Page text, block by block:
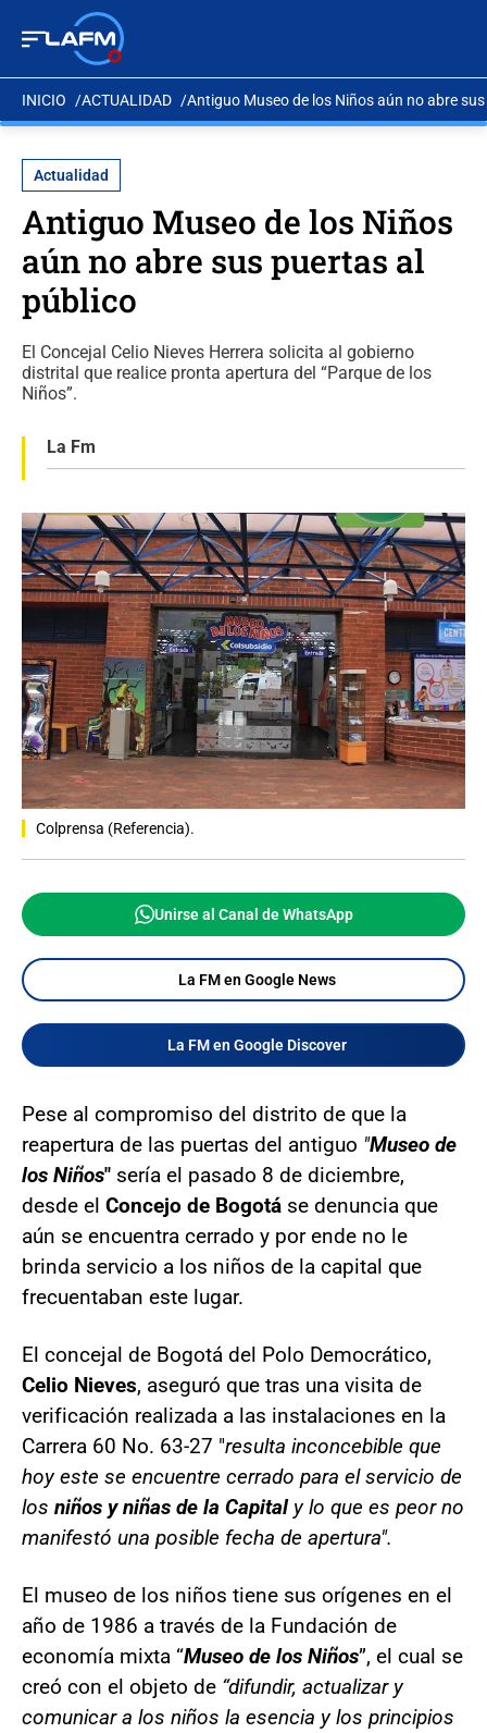
INICIO ACTUALIDAD Antiguo Museo de los Niños aún no abre
Actualidad
Antiguo Museo de los Niños
aún no abre sus puertas al
público
El Concejal Celio Nieves Herrera solicita al gobierno
distrital que realice pronta apertura del “Parque de los
Niños”.
La Fm
Colprensa (Referencia).
Unirse al Canal de WhatsApp
La FM en Google News
La FM en Google Discover
Pese al compromiso del distrito de que la
reapertura de las puertas del antiguo "Museo de
los Niños" sería el pasado 8 de diciembre,
desde el Concejo de Bogotá se denuncia que
aún se encuentra cerrado y por ende no le
brinda servicio a los niños de la capital que
frecuentaban este lugar.
El concejal de Bogotá del Polo Democrático,
Celio Nieves, aseguró que tras una visita de
verificación realizada a las instalaciones en la
Carrera 60 No. 63-27 "resulta inconcebible que
hoy este se encuentre cerrado para el servicio de
los niños y niñas de la Capitaly lo que es peor no
manifestó una posible fecha de apertura".
El museo de los niños tiene sus orígenes en el
año de 1986 a través de la Fundación de
economía mixta “Museo de los Niños”, el cual se
creó con el objeto de “difundir, actualizar y
comunicar a los niños la esencia y los principios